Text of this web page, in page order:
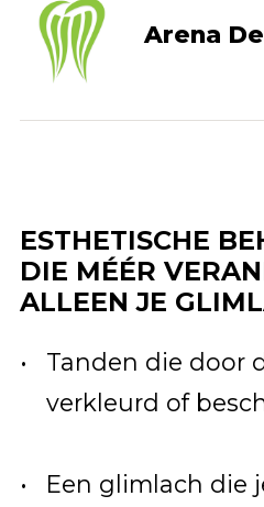
Arena
ESTHETISCHE
DIE MÉÉR
ALLEEN JE
Tanden die door
verkleurd of
Een glimlach die